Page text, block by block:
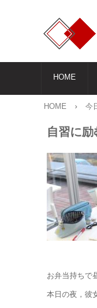
HOME
HOME › 今
自習に励
お弁当持ちで
本日の夜，彼